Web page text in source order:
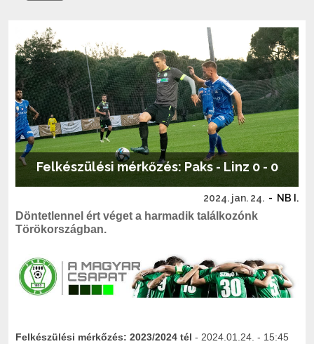
Felkészülési mérkőzés: Paks - Linz 0 - 0
2024. jan. 24. - NB I.
Döntetlennel ért véget a harmadik találkozónk
Törökországban.
Felkészülési mérkőzés: 2023/2024 tél - 2024.01.24. - 15:45